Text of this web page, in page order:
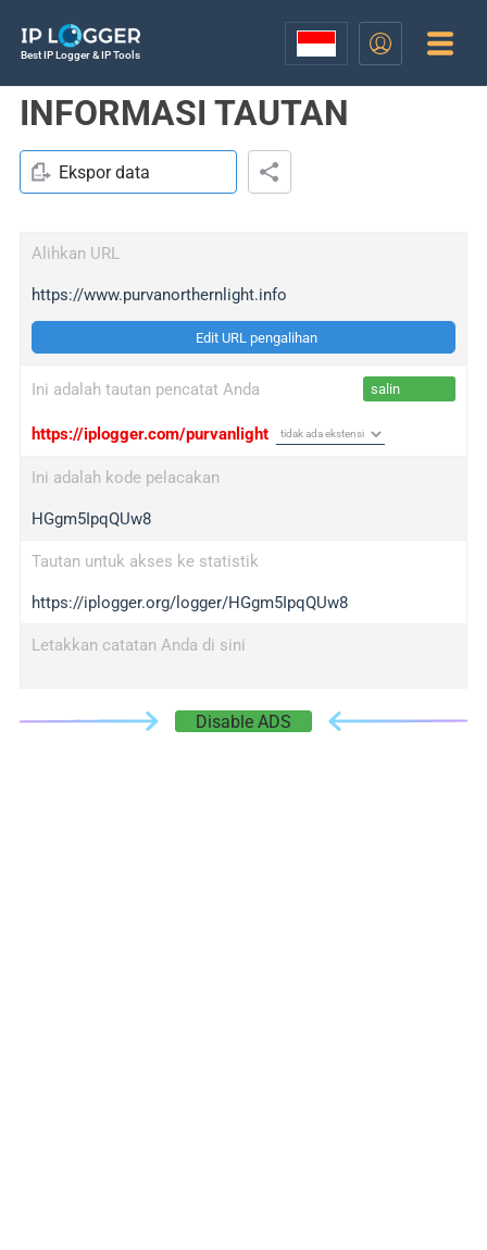
Best IP Logger & IP Tools
INFORMASI TAUTAN
Ekspor data
Alihkan URL
https://www.purvanorthernlight.info
Edit URL pengalihan
Ini adalah tautan pencatat Anda salin
https://iplogger.com/purvanlight
Ini adalah kode pelacakan
HGgm5IpqQUw8
Tautan untuk akses ke statistik
https://iplogger.org/logger/HGgm5IpqQUw8
Letakkan catatan Anda di sini
Disable ADS